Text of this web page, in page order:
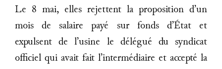
Le 8 mai, elles rejettent la proposition d’un
mois de salaire payé sur fonds d’État et
expulsent de l’usine le délégué du syndicat
officiel qui avait fait l’intermédiaire et accepté la